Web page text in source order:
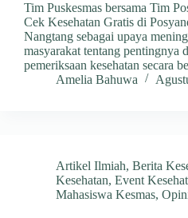
Tim Puskesmas bersama Tim
Cek Kesehatan Gratis di
Nangtang sebagai upaya
masyarakat tentang pentingnya
pemeriksaan kesehatan secara
Amelia Bahuwa
Artikel Ilmiah, Berita
Kesehatan, Event
Mahasiswa Kesmas,